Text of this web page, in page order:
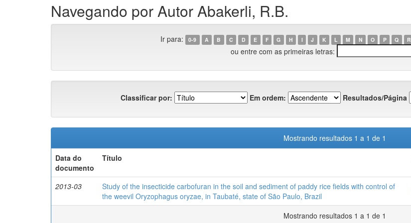
Navegando por Autor Abakerli, R.B.
Ir para: 0-9 A B C D E F G H I J K L M N O P Q R
ou entre com as primeiras letras:
Classificar por: Em ordem: Resultados/Página
Mostrando resultados 1 a 1 de 1
Data do
documento
Título
2013-03
Study of the insecticide carbofuran in the soil and sediment of paddy rice fields with control of
the weevil Oryzophagus oryzae, in Taubaté, state of São Paulo, Brazil
Mostrando resultados 1 a 1 de 1